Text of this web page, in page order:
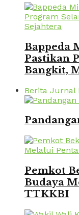
Bappeda
Pastikan
Bangkit,
Berita Jurnal
Pemkot
Budaya
TTKKBI